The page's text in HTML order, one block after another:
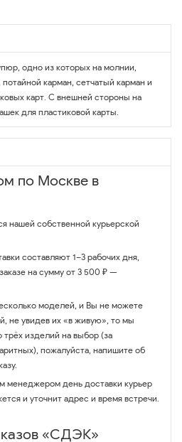
одно из которых на молнии,
карман, сетчатый карман и
карт. С внешней стороны на
для пластиковой карты.
по Москве в
нашей собственной курьерской
составляют 1–3 рабочих дня,
на сумму от 3 500 ₽ —
моделей, и Вы не можете
не увидев их «в живую», то мы
изделий на выбор (за
пожалуйста, напишите об
менеджером день доставки курьер
и уточнит адрес и время встречи.
«СДЭК»